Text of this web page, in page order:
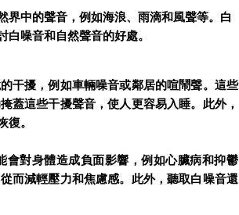
界中的聲音，例如海浪、雨滴和風聲等。白
噪音和自然聲音的好處。
干擾，例如車輛噪音或鄰居的喧鬧聲。這些
蓋這些干擾聲音，使人更容易入睡。此外，
。
對身體造成負面影響，例如心臟病和抑鬱
而減輕壓力和焦慮感。此外，聽取白噪音還